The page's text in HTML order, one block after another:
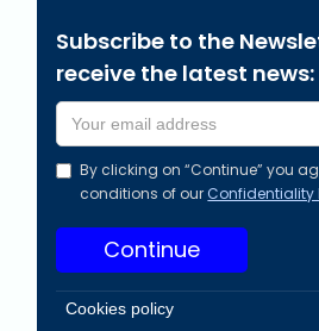
Subscribe to the
receive the latest news:
By clicking on “Continue” you
conditions of our Confidentiality
Cookies policy